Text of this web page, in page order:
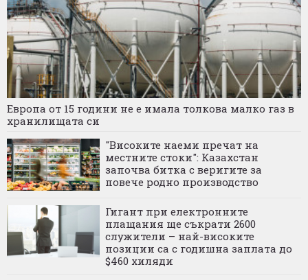
Европа от 15 години не е имала толкова малко газ в
хранилищата си
"Високите наеми пречат на
местните стоки": Казахстан
започва битка с веригите за
повече родно производство
Гигант при електронните
плащания ще съкрати 2600
служители – най-високите
позиции са с годишна заплата до
$460 хиляди